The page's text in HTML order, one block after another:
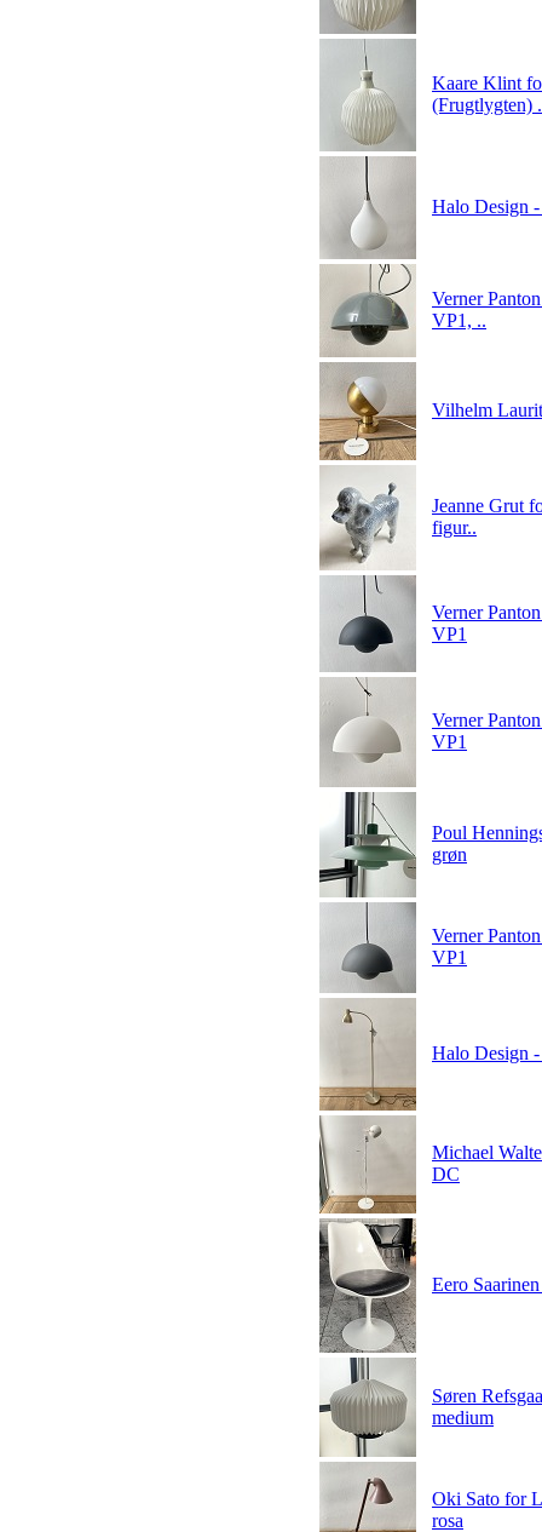
Kaare Klint
(Frugtlygten)
Halo Design
Verner
VP1, ..
Vilhelm
Jeanne Grut
figur..
Verner
VP1
Verner
VP1
Poul
grøn
Verner
VP1
Halo Design -
Michael
DC
Eero
Søren
medium
Oki Sato for
rosa